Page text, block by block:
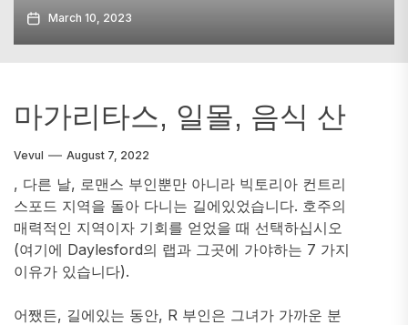
April 21, 2023
마가리타스, 일몰, 음식 산
Vevul August 7, 2022
, 다른 날, 로맨스 부인뿐만 아니라 빅토리아 컨트리
스포드 지역을 돌아 다니는 길에있었습니다. 호주의
매력적인 지역이자 기회를 얻었을 때 선택하십시오
(여기에 Daylesford의 랩과 그곳에 가야하는 7 가지
이유가 있습니다).
어쨌든, 길에있는 동안, R 부인은 그녀가 가까운 분